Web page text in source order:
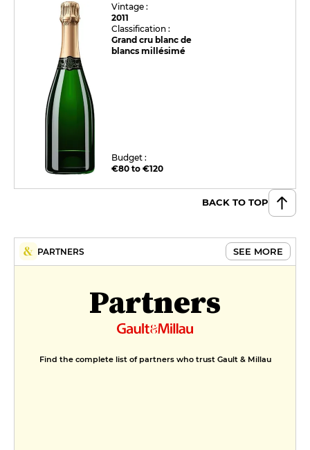
Vintage :
2011
Classification :
Grand cru blanc de
blancs millésimé
Budget :
€80 to €120
BACK TO TOP
PARTNERS SEE MORE
Partners
Find the complete list of partners who trust Gault & Millau